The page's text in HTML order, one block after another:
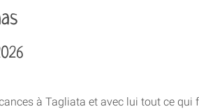
à Tagliata et avec lui tout ce qui